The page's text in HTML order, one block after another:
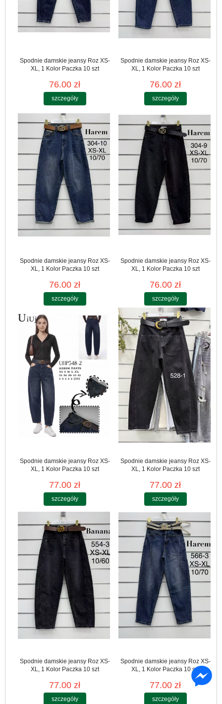
Spodnie damskie jeansy Roz XS-
XL, 1 Kolor Paczka 10 szt
76.00 zł
szczegóły
Spodnie damskie jeansy Roz XS-
XL, 1 Kolor Paczka 10 szt
76.00 zł
szczegóły
Spodnie damskie jeansy Roz XS-
XL, 1 Kolor Paczka 10 szt
76.00 zł
szczegóły
Spodnie damskie jeansy Roz XS-
XL, 1 Kolor Paczka 10 szt
76.00 zł
szczegóły
Spodnie damskie jeansy Roz XS-
XL, 1 Kolor Paczka 10 szt
77.00 zł
szczegóły
Spodnie damskie jeansy Roz XS-
XL, 1 Kolor Paczka 10 szt
77.00 zł
szczegóły
Spodnie damskie jeansy Roz XS-
XL, 1 Kolor Paczka 10 szt
77.00 zł
szczegóły
Spodnie damskie jeansy Roz XS-
XL, 1 Kolor Paczka 10 szt
77.00 zł
szczegóły